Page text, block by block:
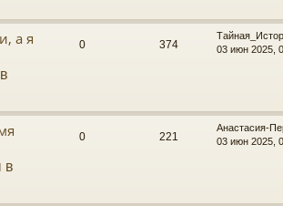
а я
0 374
03 июн 2025,
в
0 221
Анастасия-
03 июн 2025,